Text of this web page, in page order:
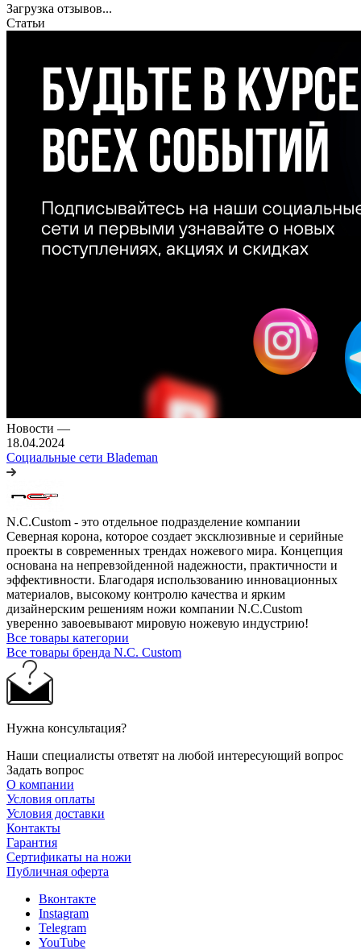
Загрузка отзывов...
Статьи
Новости —
18.04.2024
Социальные сети Blademan
N.C.Custom - это отдельное подразделение компании
Северная корона, которое создает эксклюзивные и серийные
проекты в современных трендах ножевого мира. Концепция
основана на непревзойденной надежности, практичности и
эффективности. Благодаря использованию инновационных
материалов, высокому контролю качества и ярким
дизайнерским решениям ножи компании N.C.Custom
уверенно завоевывают мировую ножевую индустрию!
Все товары категории
Все товары бренда N.C. Custom
Нужна консультация?
Наши специалисты ответят на любой интересующий вопрос
Задать вопрос
О компании
Условия оплаты
Условия доставки
Контакты
Гарантия
Сертификаты на ножи
Публичная оферта
Вконтакте
Instagram
Telegram
YouTube